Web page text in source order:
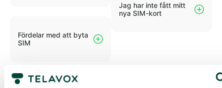
Fördelar med att byta
SIM
Jag har inte fått mitt
nya SIM-kort